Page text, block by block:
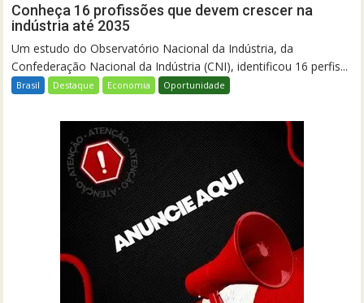
Conheça 16 profissões que devem crescer na
indústria até 2035
Um estudo do Observatório Nacional da Indústria, da
Confederação Nacional da Indústria (CNI), identificou 16 perfis...
Brasil Destaque Economia Oportunidade